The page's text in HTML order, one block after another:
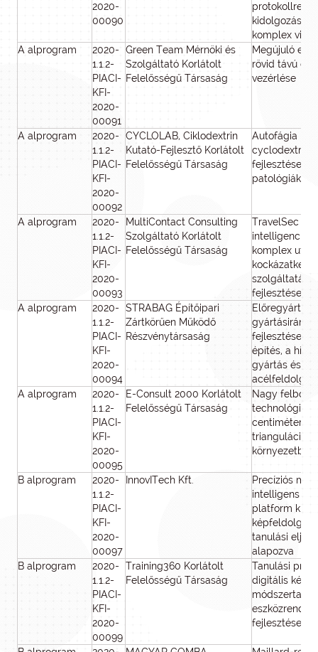
2020-
00090
kidolgozása
komplex
A alprogram
2020-
1.1.2-
PIACI-
KFI-
2020-
00091
Green Team Mérnöki és
Szolgáltató Korlátolt
Felelősségű Társaság
Megújuló
rövid távú
vezérlése
A alprogram
2020-
1.1.2-
PIACI-
KFI-
2020-
00092
CYCLOLAB, Ciklodextrin
Kutató-Fejlesztő Korlátolt
Felelősségű Társaság
Autofágia
cyclodextrin
fejlesztése
patológiák
A alprogram
2020-
1.1.2-
PIACI-
KFI-
2020-
00093
MultiContact Consulting
Szolgáltató Korlátolt
Felelősségű Társaság
TravelSec -
komplex
szolgáltatási
fejlesztése
A alprogram
2020-
1.1.2-
PIACI-
KFI-
2020-
00094
STRABAG Építőipari
Zártkörűen Működő
Részvénytársaság
Előregyártás
fejlesztése a
építés, a
gyártás és az
A alprogram
2020-
1.1.2-
PIACI-
KFI-
2020-
00095
E-Consult 2000 Korlátolt
Felelősségű Társaság
Nagy
technológián
centiméter
trianguláció
környezetben
B alprogram
2020-
1.1.2-
PIACI-
KFI-
2020-
00097
InnovITech Kft.
Precíziós
intelligens
platform
tanulási
alapozva
B alprogram
2020-
1.1.2-
PIACI-
KFI-
2020-
00099
Training360 Korlátolt
Felelősségű Társaság
Tanulási
digitális
fejlesztése